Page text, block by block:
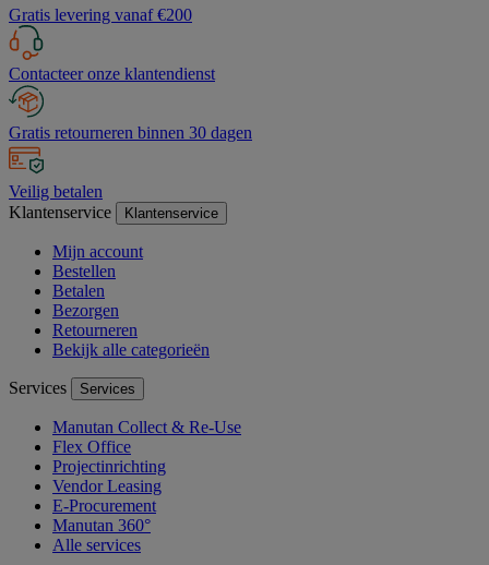
Gratis levering vanaf €200
Contacteer onze klantendienst
Gratis retourneren binnen 30 dagen
Veilig betalen
Klantenservice
Klantenservice
Mijn account
Bestellen
Betalen
Bezorgen
Retourneren
Bekijk alle categorieën
Services Services
Manutan Collect & Re-Use
Flex Office
Projectinrichting
Vendor Leasing
E-Procurement
Manutan 360°
Alle services